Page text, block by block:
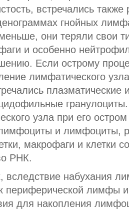
встречались
гнойных
они теряли свои
и особенно
Если острому
лимфатического
плазматические
гранулоциты.
узла при его
и лимфоциты,
макрофаги и клетки
РНК.
набухания
периферической лимфы
для накопления